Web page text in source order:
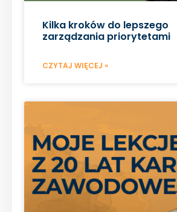
Kilka kroków do lepszego
zarządzania priorytetami
CZYTAJ WIĘCEJ »